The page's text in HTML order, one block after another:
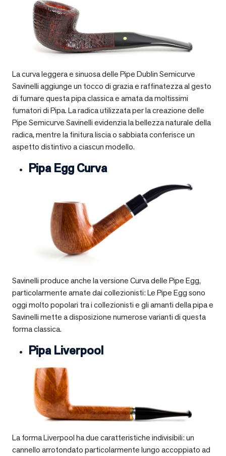
La curva leggera e sinuosa delle Pipe Dublin Semicurve
Savinelli aggiunge un tocco di grazia e raffinatezza al gesto
di fumare questa pipa classica e amata da moltissimi
fumatori di Pipa. La radica utilizzata per la creazione delle
Pipe Semicurve Savinelli evidenzia la bellezza naturale della
radica, mentre la finitura liscia o sabbiata conferisce un
aspetto distintivo a ciascun modello.
Pipa Egg Curva
Savinelli produce anche la versione Curva delle Pipe Egg,
particolarmente amate dai collezionisti: Le Pipe Egg sono
oggi molto popolari tra i collezionisti e gli amanti della pipa e
Savinelli mette a disposizione numerose varianti di questa
forma classica.
Pipa Liverpool
La forma Liverpool ha due caratteristiche indivisibili: un
cannello arrotondato particolarmente lungo accoppiato ad